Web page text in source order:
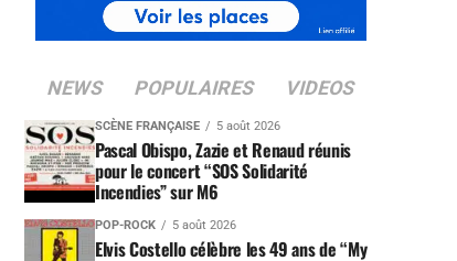
NEWS POPULAIRES VIDEOS
SCÈNE FRANÇAISE 5 août 2026
Pascal Obispo, Zazie et Renaud réunis
pour le concert “SOS Solidarité
Incendies” sur M6
POP-ROCK 5 août 2026
Elvis Costello célèbre les 49 ans de “My